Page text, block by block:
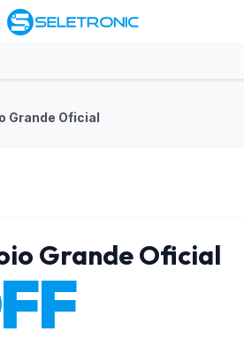
Grande Oficial
Grande Oficial